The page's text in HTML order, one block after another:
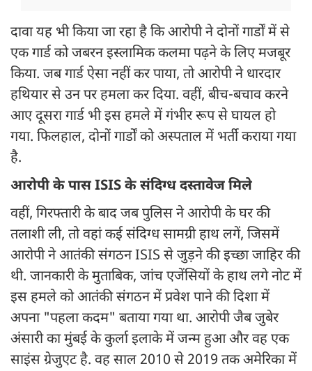
दावा यह भी किया जा रहा है कि आरोपी ने दोनों गार्डों में से
एक गार्ड को जबरन इस्लामिक कलमा पढ़ने के लिए मजबूर
किया. जब गार्ड ऐसा नहीं कर पाया, तो आरोपी ने धारदार
हथियार से उन पर हमला कर दिया. वहीं, बीच-बचाव करने
आए दूसरा गार्ड भी इस हमले में गंभीर रूप से घायल हो
गया. फिलहाल, दोनों गार्डों को अस्पताल में भर्ती कराया गया
है.
आरोपी के पास ISIS के संदिग्ध दस्तावेज मिले
वहीं, गिरफ्तारी के बाद जब पुलिस ने आरोपी के घर की
तलाशी ली, तो वहां कई संदिग्ध सामग्री हाथ लगें, जिसमें
आरोपी ने आतंकी संगठन ISIS से जुड़ने की इच्छा जाहिर की
थी. जानकारी के मुताबिक, जांच एजेंसियों के हाथ लगे नोट में
इस हमले को आतंकी संगठन में प्रवेश पाने की दिशा में
अपना "पहला कदम" बताया गया था. आरोपी जैब जुबेर
अंसारी का मुंबई के कुर्ला इलाके में जन्म हुआ और वह एक
साइंस ग्रेजुएट है. वह साल 2010 से 2019 तक अमेरिका में